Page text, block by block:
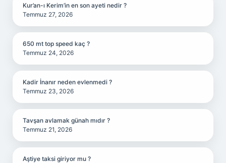
Kur’an-ı Kerim’in en son ayeti nedir ?
Temmuz 27, 2026
650 mt top speed kaç ?
Temmuz 24, 2026
Kadir İnanır neden evlenmedi ?
Temmuz 23, 2026
Tavşan avlamak günah mıdır ?
Temmuz 21, 2026
Aştiye taksi giriyor mu ?